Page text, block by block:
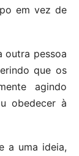
em vez de
outra pessoa
que os
agindo
obedecer à
a uma ideia,